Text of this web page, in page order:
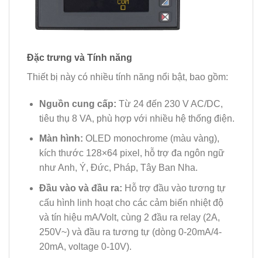
Đặc trưng và Tính năng
Thiết bị này có nhiều tính năng nổi bật, bao gồm:
Nguồn cung cấp: Từ 24 đến 230 V AC/DC,
tiêu thụ 8 VA, phù hợp với nhiều hệ thống điện.
Màn hình: OLED monochrome (màu vàng),
kích thước 128×64 pixel, hỗ trợ đa ngôn ngữ
như Anh, Ý, Đức, Pháp, Tây Ban Nha.
Đầu vào và đầu ra: Hỗ trợ đầu vào tương tự
cấu hình linh hoạt cho các cảm biến nhiệt độ
và tín hiệu mA/Volt, cùng 2 đầu ra relay (2A,
250V~) và đầu ra tương tự (dòng 0-20mA/4-
20mA, voltage 0-10V).